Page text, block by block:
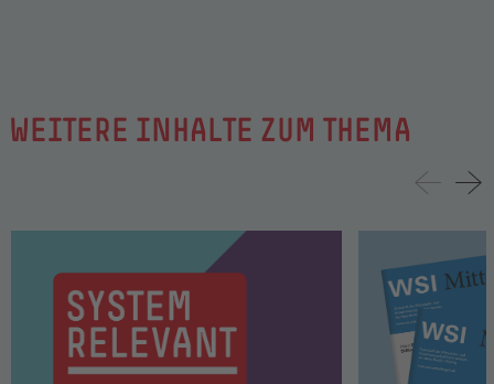
WEITERE INHALTE ZUM THEMA